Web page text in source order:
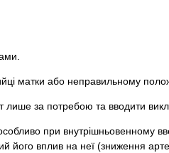
матки або неправильному
лише за потребою та вводити
при внутрішньовенному
його вплив на неї (зниження